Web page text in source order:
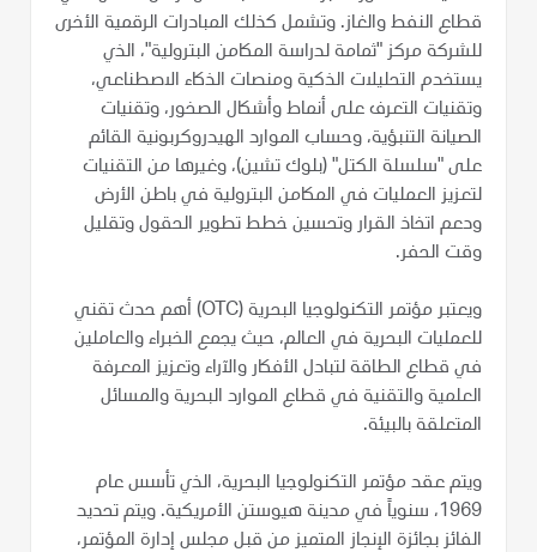
قطاع النفط والغاز. وتشمل كذلك المبادرات الرقمية الأخرى
للشركة مركز "ثمامة لدراسة المكامن البترولية"، الذي
يستخدم التحليلات الذكية ومنصات الذكاء الاصطناعي،
وتقنيات التعرف على أنماط وأشكال الصخور، وتقنيات
الصيانة التنبؤية، وحساب الموارد الهيدروكربونية القائم
على "سلسلة الكتل" (بلوك تشين)، وغيرها من التقنيات
لتعزيز العمليات في المكامن البترولية في باطن الأرض
ودعم اتخاذ القرار وتحسين خطط تطوير الحقول وتقليل
وقت الحفر.
ويعتبر مؤتمر التكنولوجيا البحرية (OTC) أهم حدث تقني
للعمليات البحرية في العالم، حيث يجمع الخبراء والعاملين
في قطاع الطاقة لتبادل الأفكار والآراء وتعزيز المعرفة
العلمية والتقنية في قطاع الموارد البحرية والمسائل
المتعلقة بالبيئة.
ويتم عقد مؤتمر التكنولوجيا البحرية، الذي تأسس عام
1969، سنوياً في مدينة هيوستن الأمريكية. ويتم تحديد
الفائز بجائزة الإنجاز المتميز من قبل مجلس إدارة المؤتمر،